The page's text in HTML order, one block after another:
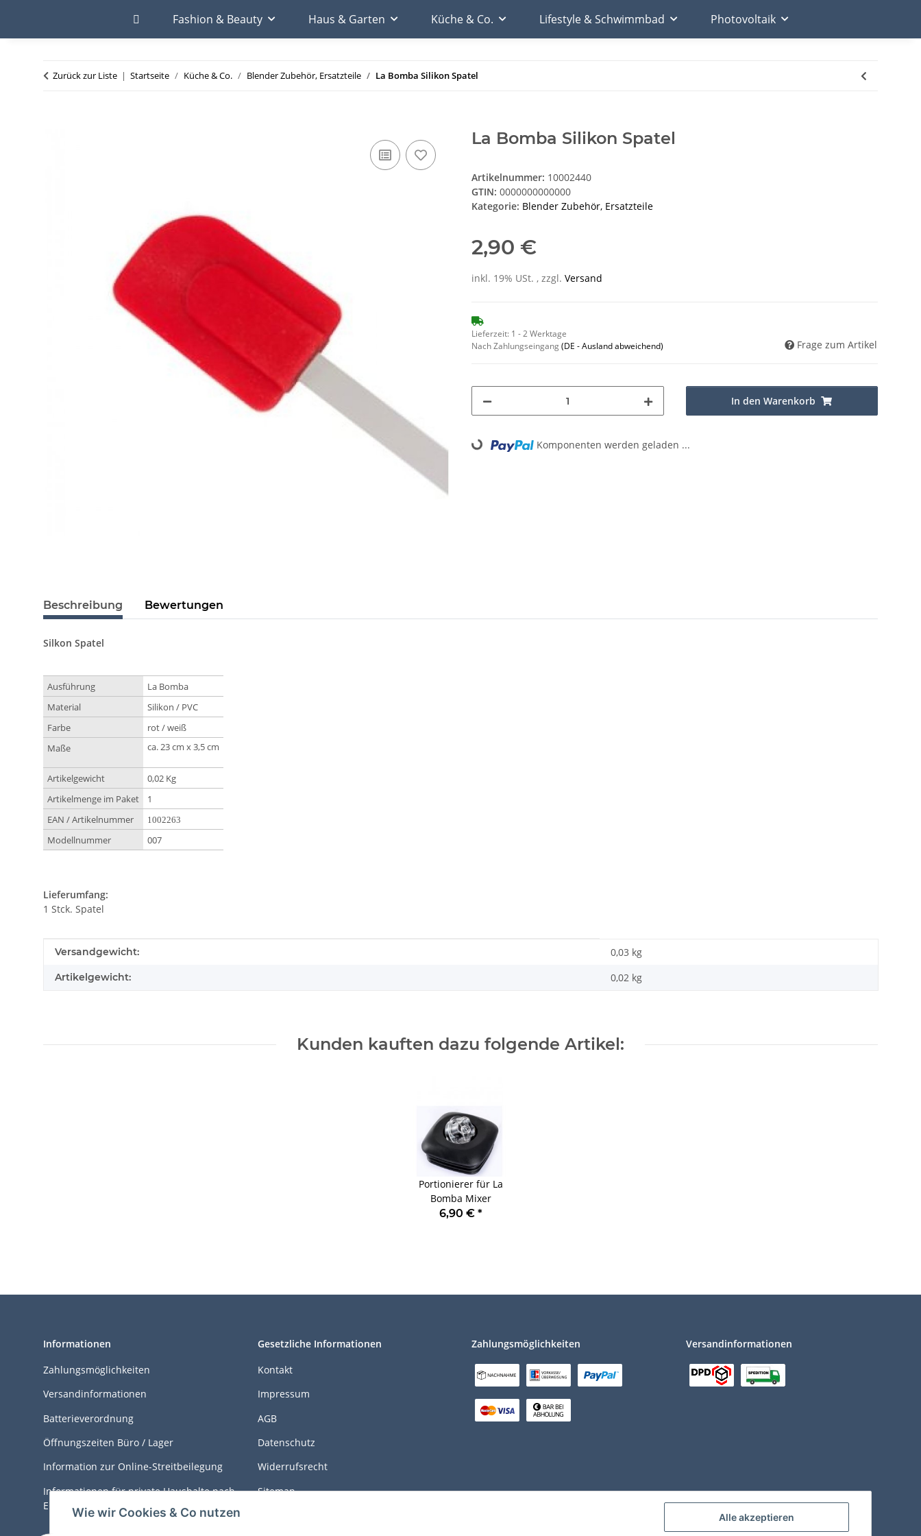
Alle akzeptieren
Wie wir Cookies & Co nutzen
Fashion & Beauty Haus & Garten Küche & Co. Lifestyle & Schwimmbad Photovoltaik
Zurück zur Liste Startseite Küche & Co. Blender Zubehör, Ersatzteile La Bomba Silikon Spatel
La Bomba Silikon Spatel
Artikelnummer: 10002440
GTIN: 0000000000000
Kategorie: Blender Zubehör, Ersatzteile
2,90 €
inkl. 19% USt. , zzgl. Versand
Lieferzeit: 1 - 2 Werktage
Nach Zahlungseingang(DE - Ausland abweichend) Frage zum Artikel
In den Warenkorb
Loading... Komponenten werden geladen ...
Beschreibung Bewertungen
Silkon Spatel
Ausführung
La Bomba
Material
Silikon / PVC
Farbe
rot / weiß
Maße
ca. 23 cm x 3,5 cm
Artikelgewicht
0,02 Kg
Artikelmenge im Paket
1
EAN / Artikelnummer
1002263
Modellnummer 007
Lieferumfang:
1 Stck. Spatel
Produkteigenschaft
Wert
Versandgewicht: 0,03 kg
Artikelgewicht: 0,02 kg
Kunden kauften dazu folgende Artikel:
Portionierer für La
Bomba Mixer
6,90 € *
Informationen
Zahlungsmöglichkeiten
Versandinformationen
Batterieverordnung
Öffnungszeiten Büro / Lager
Information zur Online-Streitbeilegung
Informationen für private Haushalte nach
ElektroG
Gesetzliche Informationen
Kontakt
Impressum
AGB
Datenschutz
Widerrufsrecht
Sitemap
Zahlungsmöglichkeiten Versandinformationen